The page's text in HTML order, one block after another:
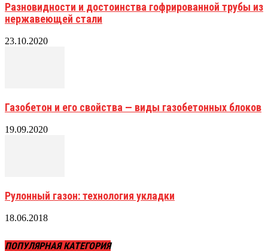
Разновидности и достоинства гофрированной трубы из
нержавеющей стали
23.10.2020
Газобетон и его свойства — виды газобетонных блоков
19.09.2020
Рулонный газон: технология укладки
18.06.2018
ПОПУЛЯРНАЯ КАТЕГОРИЯ